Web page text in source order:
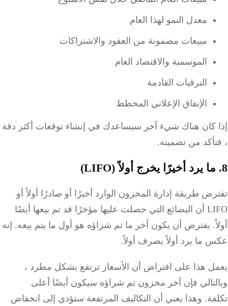
معدل النمو لهذا العام
مبيعات مضمونة من العقود والاشتراكات
الموسمية والاقتصاد العام
الترقيات القادمة
الإنفاق الإعلاني المخطط
كان هناك شيء آخر سيساعدك في إنشاء توقعات أكثر دقة
من تضمينه.
طريقة إدارة المخزون الوارد أخيرًا أو صادرًا أولاً أو
LIFO أن البضائع التي حصلت عليها مؤخرًا قد تم بيعها أيضًا
يفترض أن يكون آخر ما تم شراؤه هو أول ما يتم بيعه.إنه
ما يرد أولاً يصرف أولاً.
هذا على افتراض أن الأسعار ترتفع بشكل مطرد ،
فإن آخر مخزون تم شراؤه سيكون أيضًا أعلى
وهذا يعني أن التكاليف المرتفعة ستؤدي إلى انخفاض